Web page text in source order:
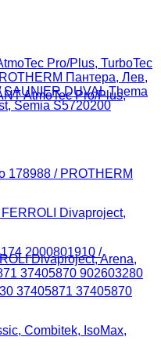
Pro/Plus, TurboTec
Пантера, Лев,
DUVAL Thema
Semia S5720200
Divaproject, Arena,
37405870 902603280